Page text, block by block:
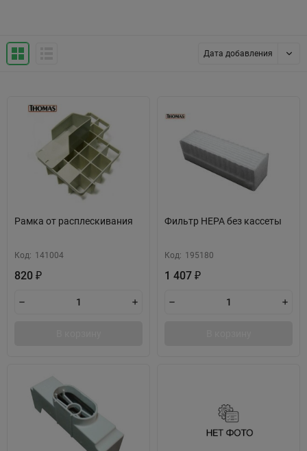
Дата добавления
Рамка от расплескивания
Код: 141004
820 ₽
Фильтр HEPA без кассеты
Код: 195180
1 407 ₽